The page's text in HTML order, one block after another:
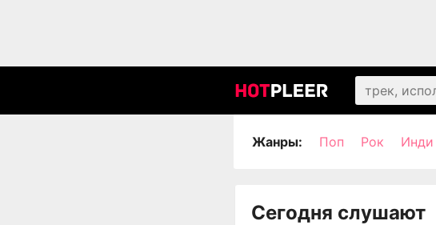
Жанры: Поп Рок Инди
Сегодня слушают